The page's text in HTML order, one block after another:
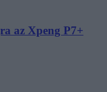
az Xpeng P7+